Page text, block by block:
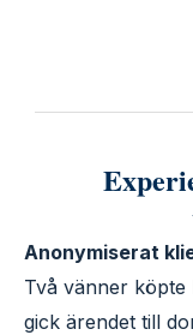
Anonymiserat
Två vänner köpte
gick ärendet till